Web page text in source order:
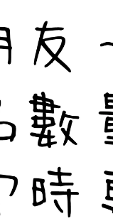
〔筆記型電腦〕